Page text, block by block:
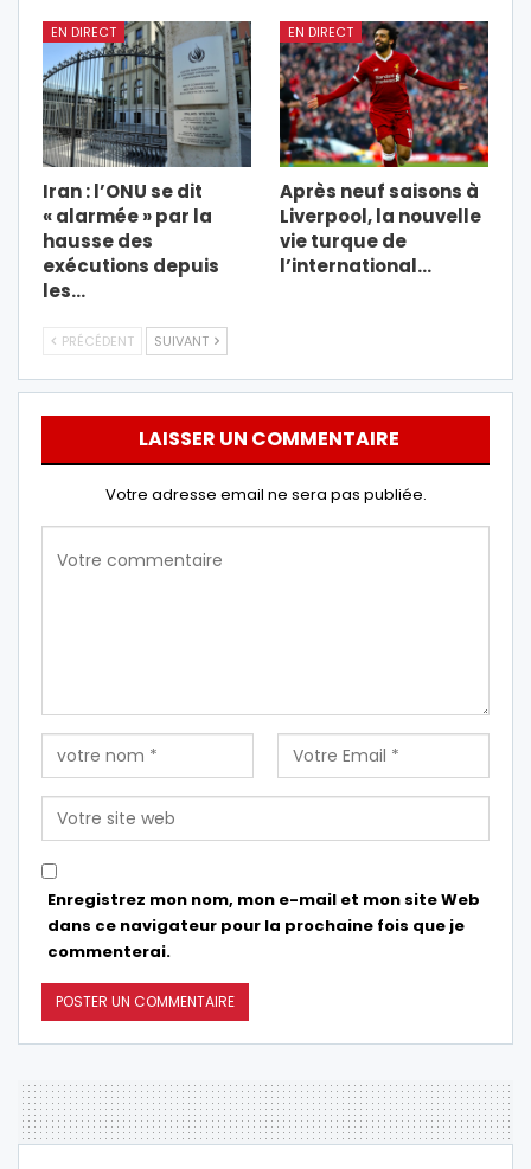
EN DIRECT
Iran : l’ONU se dit
« alarmée » par la
hausse des
exécutions depuis
les…
EN DIRECT
Après neuf saisons à
Liverpool, la nouvelle
vie turque de
l’international…
PRÉCÉDENT SUIVANT
LAISSER UN COMMENTAIRE
Votre adresse email ne sera pas publiée.
Enregistrez mon nom, mon e-mail et mon site Web
dans ce navigateur pour la prochaine fois que je
commenterai.